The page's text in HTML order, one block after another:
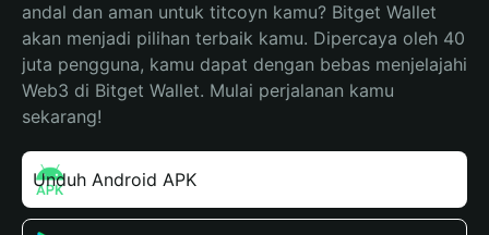
andal dan aman untuk titcoyn kamu? Bitget Wallet
akan menjadi pilihan terbaik kamu. Dipercaya oleh 40
juta pengguna, kamu dapat dengan bebas menjelajahi
Web3 di Bitget Wallet. Mulai perjalanan kamu
sekarang!
Unduh Android APK